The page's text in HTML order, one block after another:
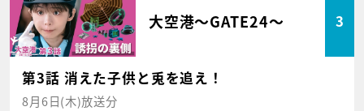
大空港～GATE24～ 3
第3話 消えた子供と兎を追え！
8月6日(木)放送分